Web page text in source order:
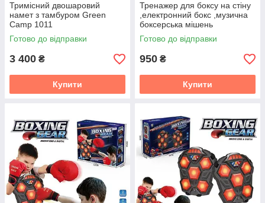
Тримісний двошаровий
намет з тамбуром Green
Camp 1011
Готово до відправки
3 400 ₴
Купити
Тренажер для боксу на стіну
,електронний бокс ,музична
боксерська мішень
Готово до відправки
950 ₴
Купити